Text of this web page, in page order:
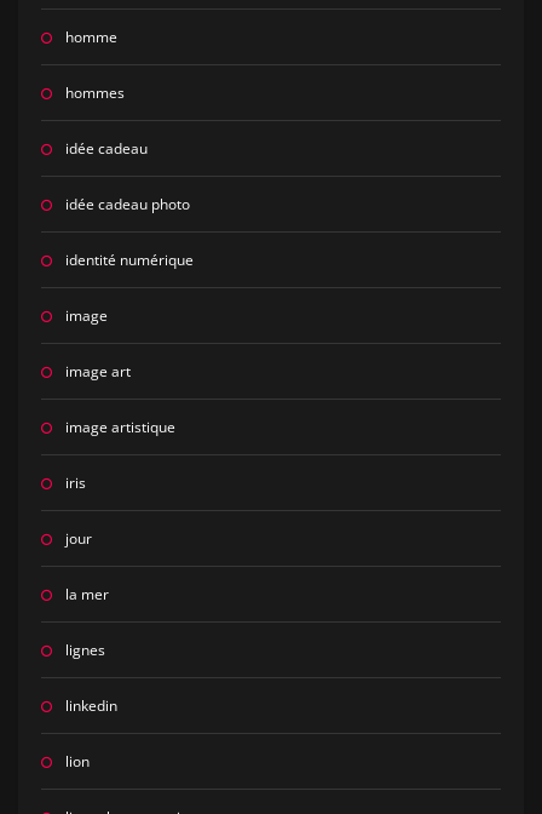
homme
hommes
idée cadeau
idée cadeau photo
identité numérique
image
image art
image artistique
iris
jour
la mer
lignes
linkedin
lion